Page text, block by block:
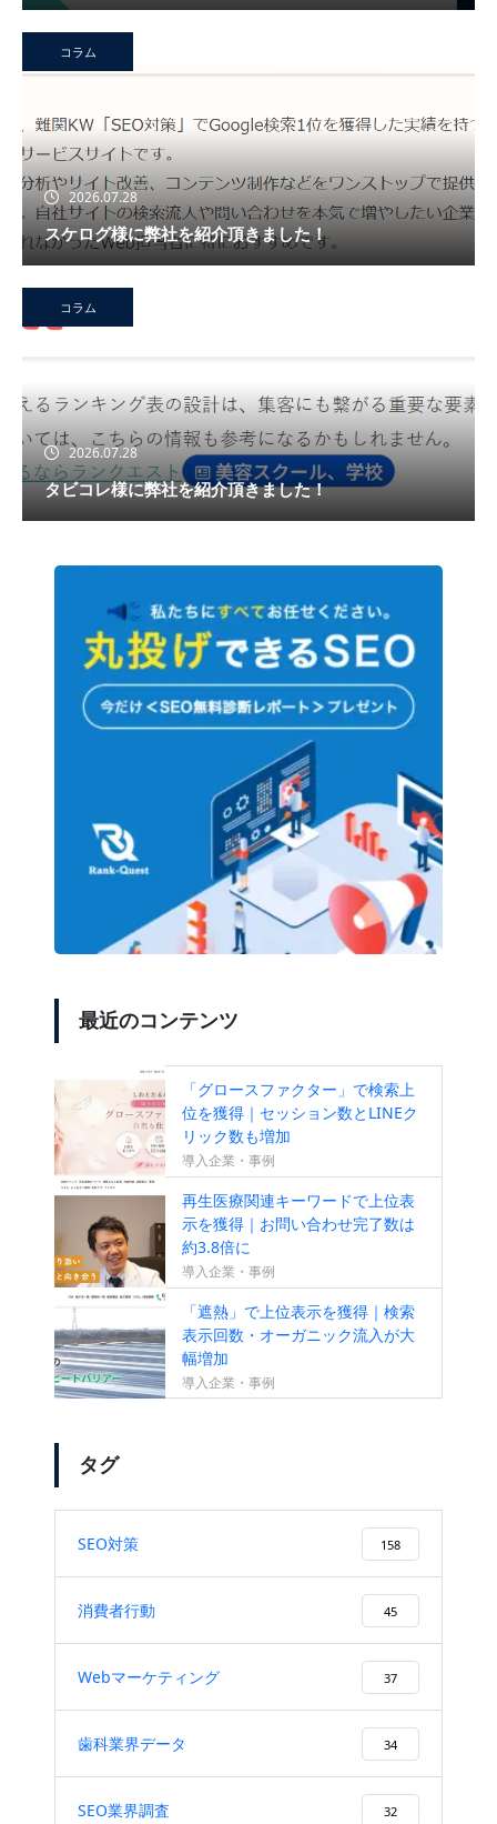
コラム
2026.07.28
スケログ様に弊社を紹介頂きました！
コラム
2026.07.28
タビコレ様に弊社を紹介頂きました！
最近のコンテンツ
「グロースファクター」で検索上
位を獲得｜セッション数とLINEク
リック数も増加
導入企業・事例
再生医療関連キーワードで上位表
示を獲得｜お問い合わせ完了数は
約3.8倍に
導入企業・事例
「遮熱」で上位表示を獲得｜検索
表示回数・オーガニック流入が大
幅増加
導入企業・事例
タグ
SEO対策 158
消費者行動 45
Webマーケティング 37
歯科業界データ 34
SEO業界調査 32